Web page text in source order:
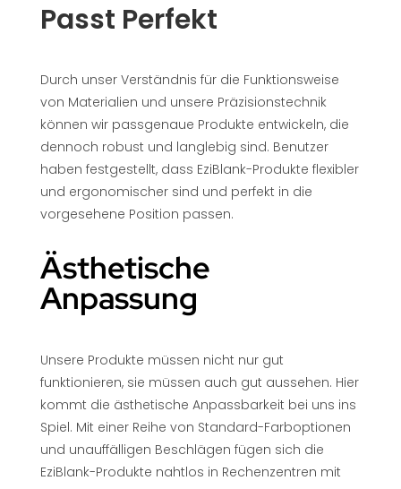
Passt Perfekt
Durch unser Verständnis für die Funktionsweise
von Materialien und unsere Präzisionstechnik
können wir passgenaue Produkte entwickeln, die
dennoch robust und langlebig sind. Benutzer
haben festgestellt, dass EziBlank-Produkte flexibler
und ergonomischer sind und perfekt in die
vorgesehene Position passen.
Ästhetische
Anpassung
Unsere Produkte müssen nicht nur gut
funktionieren, sie müssen auch gut aussehen. Hier
kommt die ästhetische Anpassbarkeit bei uns ins
Spiel. Mit einer Reihe von Standard-Farboptionen
und unauffälligen Beschlägen fügen sich die
EziBlank-Produkte nahtlos in Rechenzentren mit